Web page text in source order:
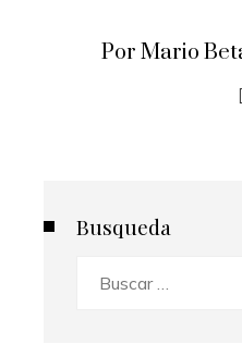
Por Mario
Busqueda